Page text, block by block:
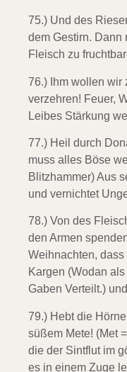
75.) Und des
dem Gestirn. Dann
Fleisch zu
76.) Ihm wollen wir
verzehren! Feuer,
Leibes Stärkung
77.) Heil durch
muss alles Böse
Blitzhammer) Aus
und vernichtet
78.) Von des
den Armen
Weihnachten,
Kargen (Wodan
Gaben Verteilt.)
79.) Hebt die
süßem Mete! (Met
die der Sintflut im
es in einem Zuge